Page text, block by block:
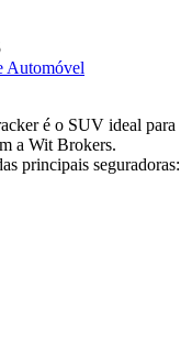
Automóvel
é o SUV ideal para
a Wit Brokers.
principais seguradoras: